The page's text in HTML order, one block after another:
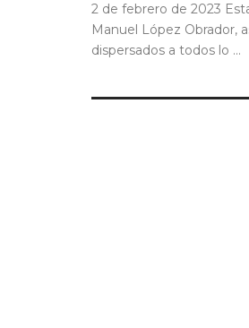
2 de febrero de 2023
Manuel López Obrador,
dispersados a todos lo ...